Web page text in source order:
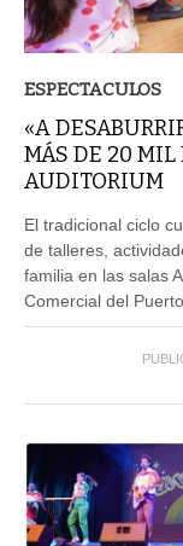
ESPECTACULOS
«A
MÁS DE 20 MIL
AUDITORIUM
El tradicional ciclo
de talleres,
familia en las salas
Comercial del